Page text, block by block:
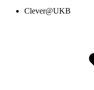
Clever@UKB